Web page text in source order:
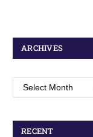
ARCHIVES
RECENT